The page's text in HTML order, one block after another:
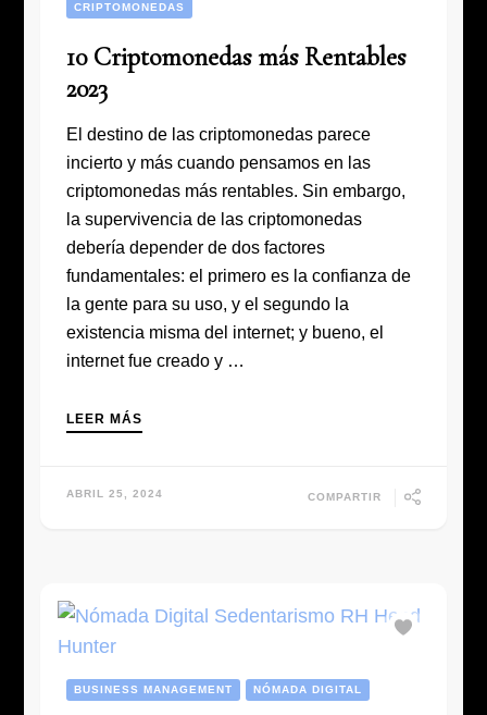
CRIPTOMONEDAS
10 Criptomonedas más Rentables
2023
El destino de las criptomonedas parece
incierto y más cuando pensamos en las
criptomonedas más rentables. Sin embargo,
la supervivencia de las criptomonedas
debería depender de dos factores
fundamentales: el primero es la confianza de
la gente para su uso, y el segundo la
existencia misma del internet; y bueno, el
internet fue creado y …
LEER MÁS
ABRIL 25, 2024 COMPARTIR
BUSINESS MANAGEMENT NÓMADA DIGITAL